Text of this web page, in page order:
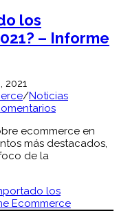
los
– Informe
2021
/Noticias
ecommerce en
más destacados,
de la
los
Ecommerce